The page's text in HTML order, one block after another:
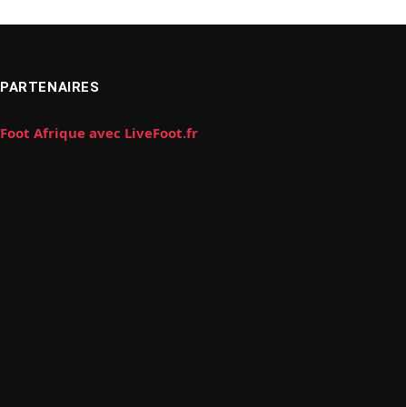
PARTENAIRES
Foot Afrique avec LiveFoot.fr